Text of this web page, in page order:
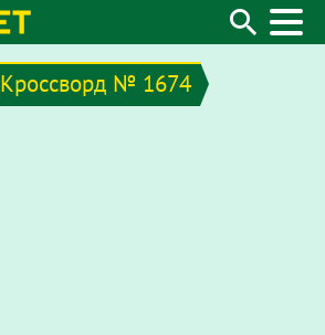
Кроссворд № 1674